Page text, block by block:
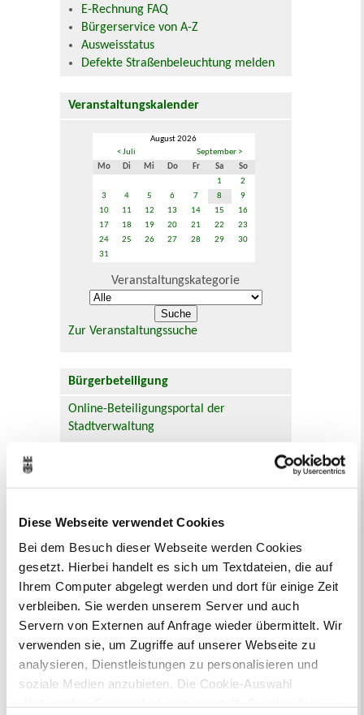
Diese Webseite verwendet Cookies
Bei dem Besuch dieser Webseite werden Cookies
gesetzt. Hierbei handelt es sich um Textdateien, die auf
Ihrem Computer abgelegt werden und dort für einige Zeit
verbleiben. Sie werden unserem Server und auch
Servern von Externen auf Anfrage wieder übermittelt. Wir
verwenden sie, um Zugriffe auf unserer Webseite zu
analysieren, Dienstleistungen zu personalisieren und
soziale Medien anzubieten. Die Cookie-Auswahl
E-Rechnung FAQ
Bürgerservice von A-Z
Ausweisstatus
Defekte Straßenbeleuchtung melden
Veranstaltungskalender
August 2026
< Juli
September >
Mo
Di Mi Do Fr Sa
So
1
2
3
4 5 6 7 8
9
10
11 12 13 14 15
16
17
18 19 20 21 22
23
24
25 26 27 28 29
30
31
Veranstaltungskategorie
Zur Veranstaltungssuche
Bürgerbeteiligung
Online-Beteiligungsportal der
Stadtverwaltung
Flächennutzungsplan zu beteiligen.
Aktuelle Bürgerbeteiligungen zu
Bebauungsplänen finden Sie hier.
Aktuelle Bürgerbeteiligungen zu
Flächennutzungsplan-Änderungen finden
Sie hier.
Lebenslagen
Neu in Recklinghausen
Heiraten